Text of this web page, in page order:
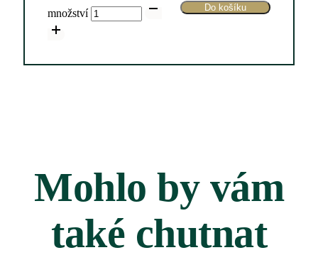
množství
Do košíku
Mohlo by vám
také chutnat